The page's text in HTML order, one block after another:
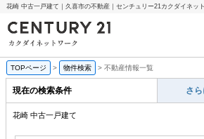
花崎 中古一戸建て｜久喜市の不動産｜センチュリー21カクダイネッ
TOPページ > 物件検索 > 不動産情報一覧
現在の検索条件 さ
花崎 中古一戸建て